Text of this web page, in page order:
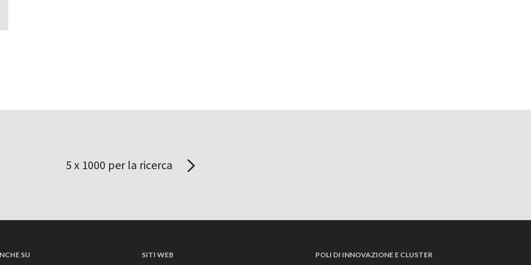
5 x 1000 per la ricerca
SU SITI WEB POLI DI INNOVAZIONE E CLUSTER